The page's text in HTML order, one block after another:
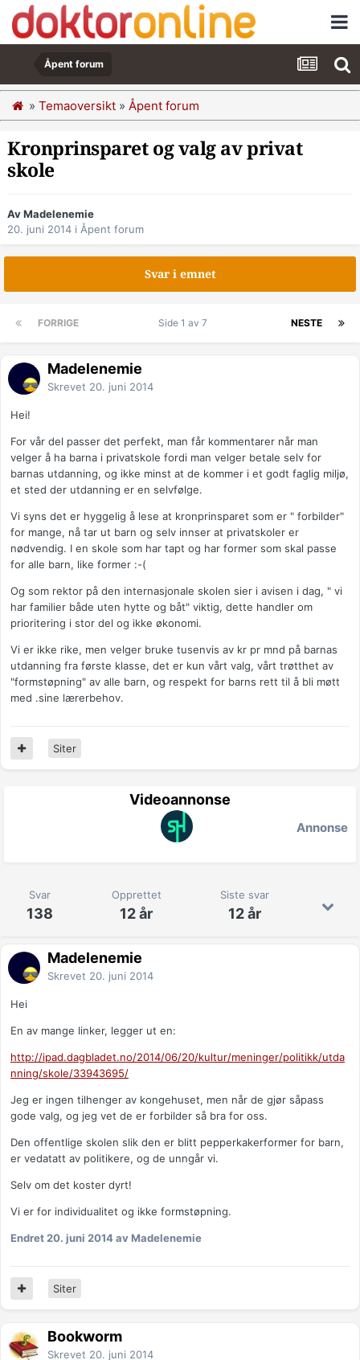
Åpent forum
» Temaoversikt » Åpent forum
Kronprinsparet og valg av privat
skole
Av Madelenemie
20. juni 2014 i Åpent forum
Svar i emnet
FORRIGE NESTE
Side 1 av 7
Madelenemie
Skrevet 20. juni 2014
Hei!
For vår del passer det perfekt, man får kommentarer når man
velger å ha barna i privatskole fordi man velger betale selv for
barnas utdanning, og ikke minst at de kommer i et godt faglig miljø,
et sted der utdanning er en selvfølge.
Vi syns det er hyggelig å lese at kronprinsparet som er " forbilder"
for mange, nå tar ut barn og selv innser at privatskoler er
nødvendig. I en skole som har tapt og har former som skal passe
for alle barn, like former :-(
Og som rektor på den internasjonale skolen sier i avisen i dag, " vi
har familier både uten hytte og båt" viktig, dette handler om
prioritering i stor del og ikke økonomi.
Vi er ikke rike, men velger bruke tusenvis av kr pr mnd på barnas
utdanning fra første klasse, det er kun vårt valg, vårt trøtthet av
"formstøpning" av alle barn, og respekt for barns rett til å bli møtt
med .sine lærerbehov.
Siter
Videoannonse
Annonse
Svar
138
Opprettet
12 år
Siste svar
12 år
Madelenemie
Skrevet 20. juni 2014
Hei
En av mange linker, legger ut en:
http://ipad.dagbladet.no/2014/06/20/kultur/meninger/politikk/utda
nning/skole/33943695/
Jeg er ingen tilhenger av kongehuset, men når de gjør såpass
gode valg, og jeg vet de er forbilder så bra for oss.
Den offentlige skolen slik den er blitt pepperkakerformer for barn,
er vedatatt av politikere, og de unngår vi.
Selv om det koster dyrt!
Vi er for individualitet og ikke formstøpning.
Endret20. juni 2014av Madelenemie
Siter
Bookworm
Skrevet 20. juni 2014